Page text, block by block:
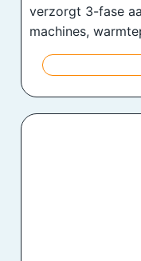
verzorgt 3-fase
machines,